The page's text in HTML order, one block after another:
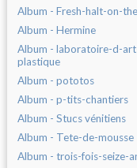
Album - Fresh-halt-on-
Album - Hermine
Album - laboratoire-d-
plastique
Album - pototos
Album - p-tits-chantiers
Album - Stucs vénitiens
Album - Tete-de-mousse
Album - trois-fois-seize-